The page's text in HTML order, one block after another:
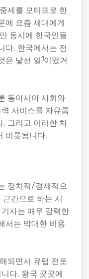
세를 모티프로 한
에 요즘 세대에게
동시에 한국인들
다. 한국에서는 전
은 낯선 일1이었거
동아시아 사회와
서비스를 자유롭
. 그리고 이러한 차
비롯됩니다.
정치적/경제적으
근간으로 하는 시
사는 매우 강력한
서는 막대한 비용
되면서 유럽 전토
다. 왕국 곳곳에